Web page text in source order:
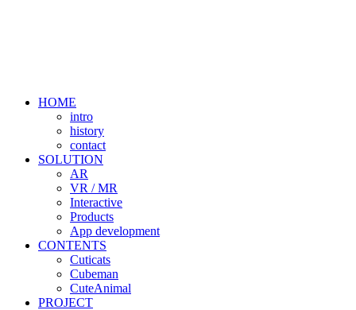
HOME
intro
history
contact
SOLUTION
AR
VR / MR
Interactive
Products
App development
CONTENTS
Cuticats
Cubeman
CuteAnimal
PROJECT